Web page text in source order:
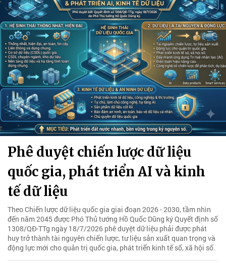
Phê duyệt chiến lược dữ liệu
quốc gia, phát triển AI và kinh
tế dữ liệu
Theo Chiến lược dữ liệu quốc gia giai đoạn 2026 - 2030, tầm nhìn
đến năm 2045 được Phó Thủ tướng Hồ Quốc Dũng ký Quyết định số
1308/QĐ-TTg ngày 18/7/2026 phê duyệt dữ liệu phải được phát
huy trở thành tài nguyên chiến lược, tư liệu sản xuất quan trọng và
động lực mới cho quản trị quốc gia, phát triển kinh tế số, xã hội số.